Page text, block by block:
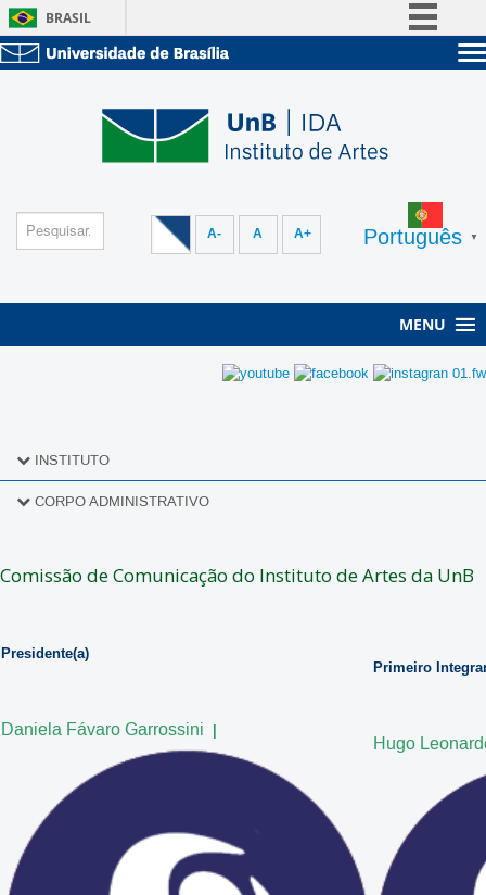
BRASIL
Participe
Acesso à informação
Canais
Pós-Graduação
Servidor
A- A A+ Português ▼
MENU
INSTITUTO
HISTÓRIA
CORPO ADMINISTRATIVO
SECRETARIA
Comissão de Comunicação do Instituto de Artes da UnB
Presidente(a)
Daniela Fávaro Garrossini
Primeiro
Hugo